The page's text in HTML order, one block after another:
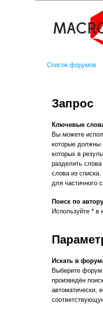
Список форумов
Запрос
Ключевые
Вы можете
которые должны
которых в
разделить
слова из
для частичного
Поиск по
Используйте * в
Искать в
Выберите
произведён
автоматически,